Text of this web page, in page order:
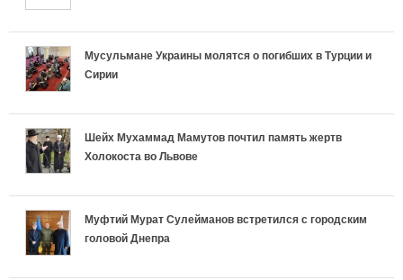
Мусульмане Украины молятся о погибших в Турции и
Сирии
Шейх Мухаммад Мамутов почтил память жертв
Холокоста во Львове
Муфтий Мурат Сулейманов встретился с городским
головой Днепра